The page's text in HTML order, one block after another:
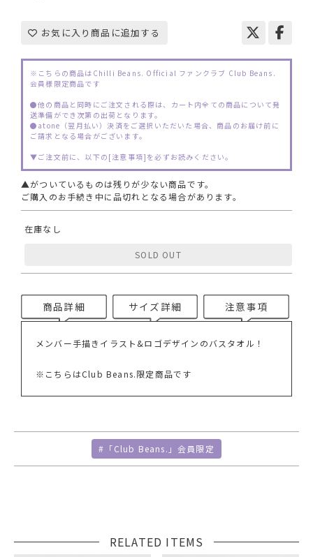
お気に入り商品に追加する
※こちらの商品はChilli Beans. Official ファンクラブ Club Beans.
会員様限定商品です
●他の商品と同時にご注文される際は、カート内全ての商品について発
送準備ができ次第の出荷となります。
●atone（翌月払い）決済をご選択いただいた場合、商品のお届け前に
ご請求となる場合がございます。
▼ご注文前に、以下の[注意事項]を必ずお読みください。
▲がついているものは残りが少ない商品です。
ご購入のお手続き中に品切れとなる場合があります。
在庫なし
SOLD OUT
商品詳細 サイズ詳細 注意事項
メンバー手描きイラスト&ロゴデザインのバスタオル！
※こちらはClub Beans.限定商品です
#「Club Beans.」会員限定
RELATED ITEMS